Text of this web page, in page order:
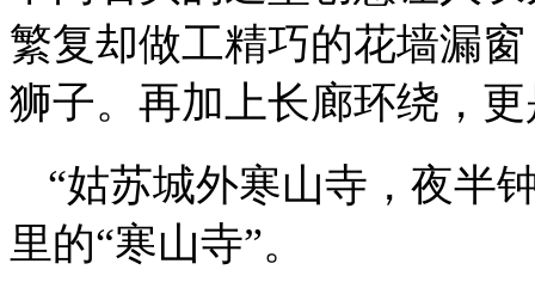
繁复却做工精巧的花墙漏
狮子。再加上长廊环绕，
“姑苏城外寒山寺，夜半
里的“寒山寺”。